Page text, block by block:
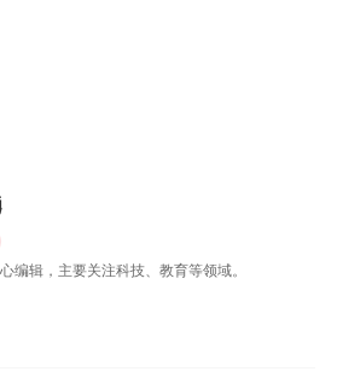
编辑，主要关注科技、教育等领域。